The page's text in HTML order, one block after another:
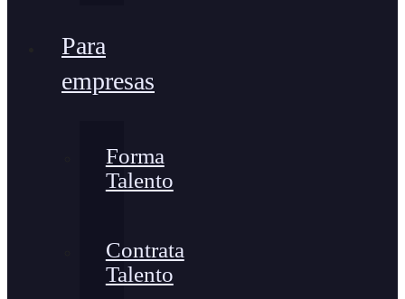
Para
empresas
Forma
Talento
Contrata
Talento